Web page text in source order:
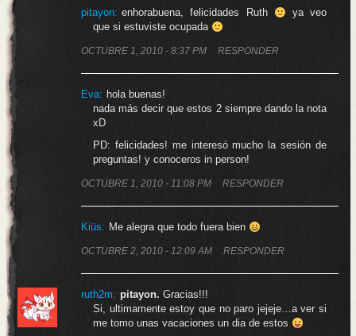
pitayon: enhorabuena, felicidades Ruth
ya veo
que si estuviste ocupada
OCTUBRE 1, 2010 - 8:37 PM RESPONDER
Eva: hola buenas!
nada más decir que estos 2 siempre dando la nota
xD
PD: felicidades! me interesó mucho la sesión de
preguntas! y conoceros in person!
OCTUBRE 1, 2010 - 11:08 PM RESPONDER
Kiüs: Me alegra que todo fuera bien
OCTUBRE 2, 2010 - 12:09 AM RESPONDER
ruth2m: pitayon. Gracias!!!
Si, ultimamente estoy que no paro jejeje…a ver si
me tomo unas vacaciones un dia de estos